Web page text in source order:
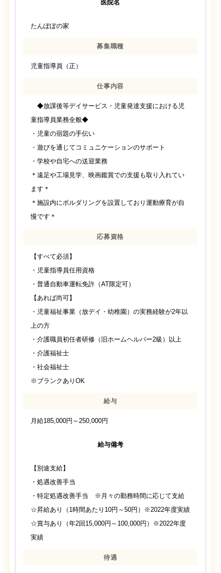
医院名
たんぽぽの家
募集職種
児童指導員（正）
仕事内容
◆放課後等デイサービス・児童発達支援における児
童指導員業務全般◆
・児童の宿題の手伝い
・遊びを通じてコミュニケーションのサポート
・学校や自宅への送迎業務
＊遠足や工場見学、映画鑑賞での支援も取り入れてい
ます＊
＊施設内にボルダリングを設置しており運動療育が自
慢です＊
応募資格
【すべて必須】
・児童指導員任用資格
・普通自動車運転免許（AT限定可）
【あれば尚可】
・児童福祉事業（放デイ・幼稚園）の実務経験が2年以
上の方
・介護職員初任者研修（旧ホームヘルパー2級）以上
・介護福祉士
・社会福祉士
※ブランクありOK
給与
月給185,000円～250,000円
給与備考
【別途支給】
・処遇改善手当
・特定処遇改善手当 ※月々の勤務時間に応じて支給
☆昇給あり（1時間あたり10円～50円）※2022年度実績
☆賞与あり（年2回15,000円～100,000円）※2022年度
実績
待遇